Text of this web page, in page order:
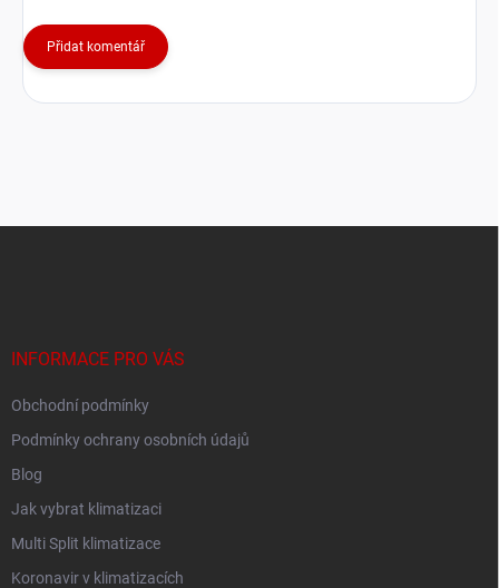
Přidat komentář
INFORMACE PRO VÁS
Obchodní podmínky
Podmínky ochrany osobních údajů
Blog
Jak vybrat klimatizaci
Multi Split klimatizace
Koronavir v klimatizacích